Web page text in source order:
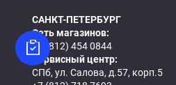
САНКТ-ПЕТЕРБУРГ
Сеть магазинов:
+7 (812) 454 0844
Сервисный центр:
СПб, ул. Салова, д.57, корп.5